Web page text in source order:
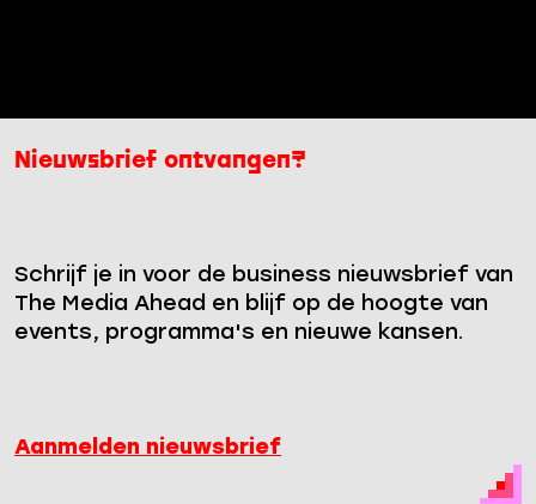
Nieuwsbrief ontvangen?
Schrijf je in voor de business nieuwsbrief van
The Media Ahead en blijf op de hoogte van
events, programma's en nieuwe kansen.
Aanmelden nieuwsbrief